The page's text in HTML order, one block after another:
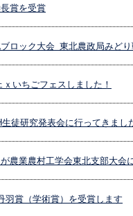
賞を受賞
ロック大会_東北農政局みど
いちごフェスしました！
徒研究発表会に行ってきまし
農業農村工学会東北支部大会
羽賞（学術賞）を受賞します